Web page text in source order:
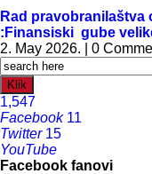
Rad pravobranilaštva
:Finansiski gube
2. May 2026. | 0
Klik
1,547
Facebook 11
Twitter 15
YouTube
Facebook fanovi